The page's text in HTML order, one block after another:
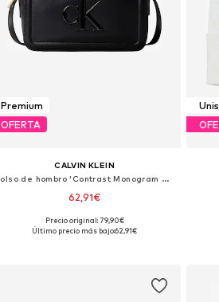
Premium
OFERTA
CALVIN KLEIN
Bolso de hombro 'Contrast Monogram Camera'
62,91€
+1
Tallas disponibles: One Size
Precio original: 79,90€
Último precio más bajo:62,91€